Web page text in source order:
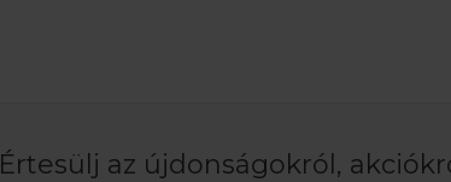
Értesülj az újdonságokról,